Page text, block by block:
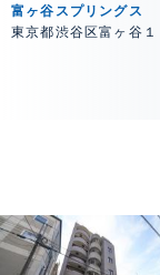
富ヶ谷スプリングス
東京都渋谷区富ヶ谷１